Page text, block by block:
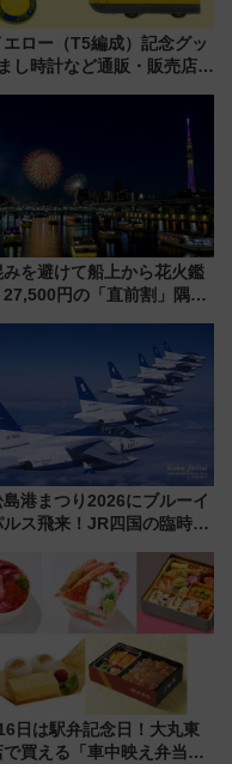
ロー（T5編成）記念グッ
し時計など通販・販売店舗
みを避けて船上から花火鑑
27,500円の「直前割」隅田
港まつり2026にブルーイ
ルス飛来！JR四国の臨時ダ
日は駅弁記念日！大丸東
買える「車中映え弁当」